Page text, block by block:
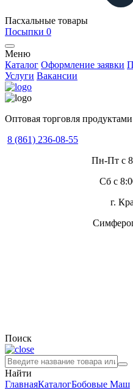
Пасхальные товары
Посыпки 0
Меню
Каталог Оформление заявки
Услуги Вакансии
Оптовая торговля
8 (861) 236-08-55
Пн-Пт с
Сб с
г.
Поиск
Найти
ГлавнаяКаталогБобовые Маш